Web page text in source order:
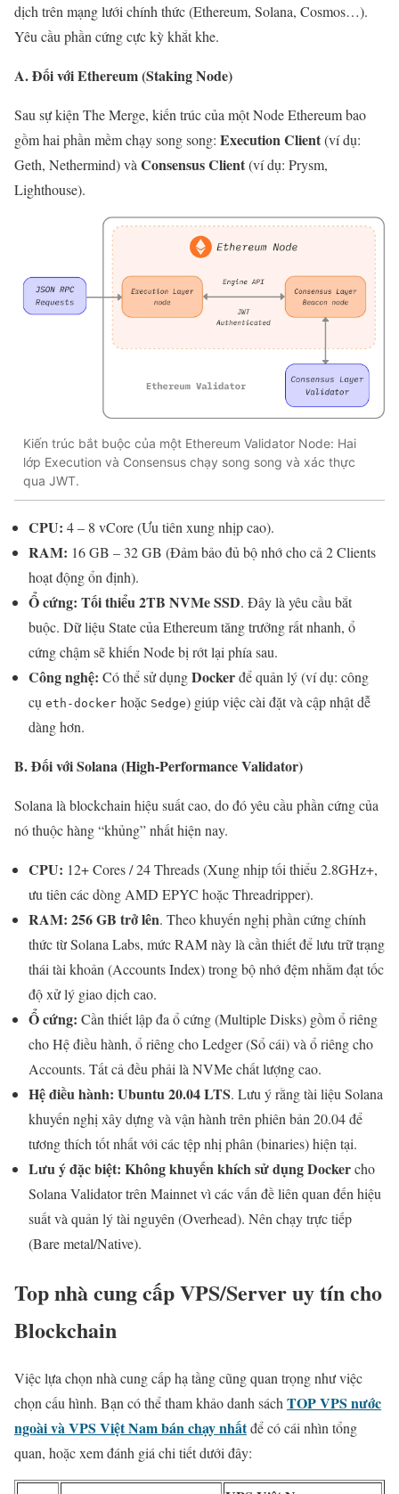
dịch trên mạng lưới chính thức (Ethereum, Solana, Cosmos…).
Yêu cầu phần cứng cực kỳ khắt khe.
A. Đối với Ethereum (Staking Node)
Sau sự kiện The Merge, kiến trúc của một Node Ethereum bao
gồm hai phần mềm chạy song song: Execution Client(ví dụ:
Geth, Nethermind) và Consensus Client(ví dụ: Prysm,
Lighthouse).
Kiến trúc bắt buộc của một Ethereum Validator Node: Hai
lớp Execution và Consensus chạy song song và xác thực
qua JWT.
CPU: 4 – 8 vCore (Ưu tiên xung nhịp cao).
RAM: 16 GB – 32 GB (Đảm bảo đủ bộ nhớ cho cả 2 Clients
hoạt động ổn định).
Ổ cứng: Tối thiểu 2TB NVMe SSD. Đây là yêu cầu bắt
buộc. Dữ liệu State của Ethereum tăng trưởng rất nhanh, ổ
cứng chậm sẽ khiến Node bị rớt lại phía sau.
Công nghệ: Có thể sử dụngDockerđể quản lý (ví dụ: công
cụ eth-docker hoặc Sedge) giúp việc cài đặt và cập nhật dễ
dàng hơn.
B. Đối với Solana (High-Performance Validator)
Solana là blockchain hiệu suất cao, do đó yêu cầu phần cứng của
nó thuộc hàng “khủng” nhất hiện nay.
CPU: 12+ Cores / 24 Threads (Xung nhịp tối thiểu 2.8GHz+,
ưu tiên các dòng AMD EPYC hoặc Threadripper).
RAM: 256 GB trở lên. Theo khuyến nghị phần cứng chính
thức từ Solana Labs, mức RAM này là cần thiết để lưu trữ trạng
thái tài khoản (Accounts Index) trong bộ nhớ đệm nhằm đạt tốc
độ xử lý giao dịch cao.
Ổ cứng: Cần thiết lập đa ổ cứng (Multiple Disks) gồm ổ riêng
cho Hệ điều hành, ổ riêng cho Ledger (Sổ cái) và ổ riêng cho
Accounts. Tất cả đều phải là NVMe chất lượng cao.
Hệ điều hành: Ubuntu 20.04 LTS. Lưu ý rằng tài liệu Solana
khuyến nghị xây dựng và vận hành trên phiên bản 20.04 để
tương thích tốt nhất với các tệp nhị phân (binaries) hiện tại.
Lưu ý đặc biệt: Không khuyến khích sử dụng Dockercho
Solana Validator trên Mainnet vì các vấn đề liên quan đến hiệu
suất và quản lý tài nguyên (Overhead). Nên chạy trực tiếp
(Bare metal/Native).
Top nhà cung cấp VPS/Server uy tín cho
Blockchain
Việc lựa chọn nhà cung cấp hạ tầng cũng quan trọng như việc
chọn cấu hình. Bạn có thể tham khảo danh sáchTOP VPS nước
ngoài và VPS Việt Nam bán chạy nhấtđể có cái nhìn tổng
quan, hoặc xem đánh giá chi tiết dưới đây: